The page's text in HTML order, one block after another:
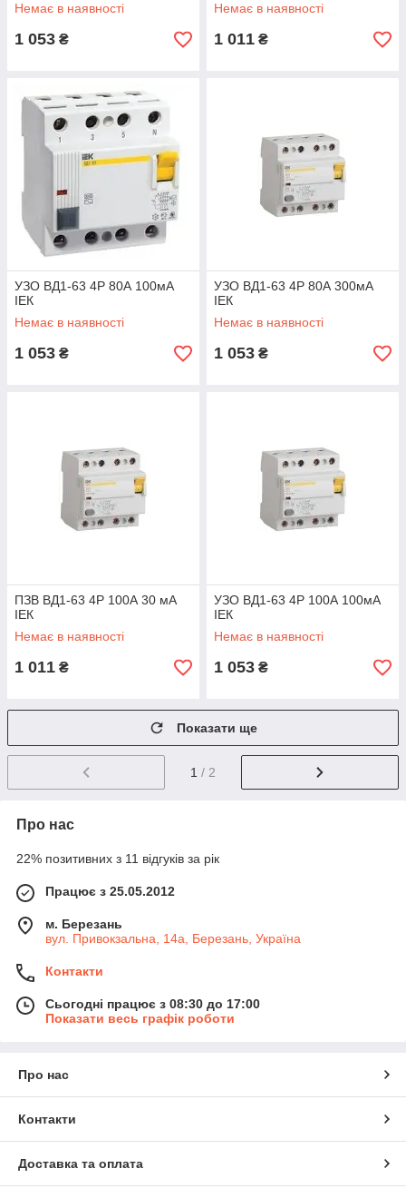
Немає в наявності
1 053 ₴
Немає в наявності
1 011 ₴
УЗО ВД1-63 4Р 80А 100мА
ІЕК
Немає в наявності
1 053 ₴
УЗО ВД1-63 4Р 80А 300мА
ІЕК
Немає в наявності
1 053 ₴
ПЗВ ВД1-63 4Р 100А 30 мА
ІЕК
Немає в наявності
1 011 ₴
УЗО ВД1-63 4Р 100А 100мА
ІЕК
Немає в наявності
1 053 ₴
Показати ще
1 / 2
Про нас
22% позитивних з 11 відгуків за рік
Працює з 25.05.2012
м. Березань
вул. Привокзальна, 14а, Березань, Україна
Контакти
Сьогодні працює з 08:30 до 17:00
Показати весь графік роботи
Про нас
Контакти
Доставка та оплата